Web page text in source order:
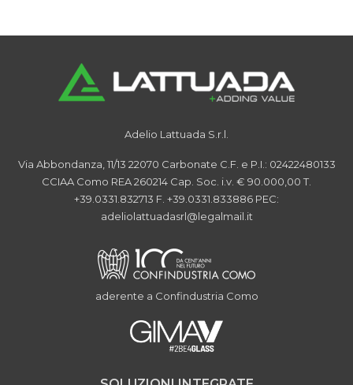
Adelio Lattuada S.r.l.
Via Abbondanza, 11/13 22070 Carbonate C.F. e P.I.: 02422480133
CCIAA Como REA 260214 Cap. Soc. i.v. € 90.000,00 T.
+39.0331.832713 F. +39.0331.833886 PEC:
adeliolattuadasrl@legalmail.it
aderente a Confindustria Como